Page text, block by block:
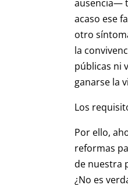
ausencia—
acaso ese
otro
la
públicas ni
ganarse la
Los
Por ello,
reformas
de nuestra
¿No es